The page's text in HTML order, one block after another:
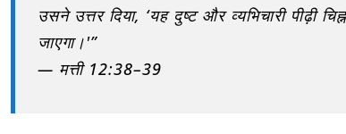
उसने उत्तर दिया, ‘यह दुष्ट और व्यभिचारी पीढ़ी
जाएगा।'”
— मत्ती 12:38–39